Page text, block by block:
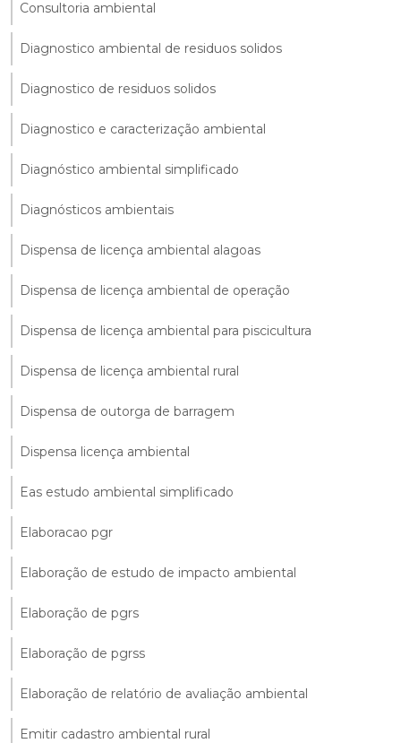
Consultoria ambiental
Diagnostico ambiental de residuos solidos
Diagnostico de residuos solidos
Diagnostico e caracterização ambiental
Diagnóstico ambiental simplificado
Diagnósticos ambientais
Dispensa de licença ambiental alagoas
Dispensa de licença ambiental de operação
Dispensa de licença ambiental para piscicultura
Dispensa de licença ambiental rural
Dispensa de outorga de barragem
Dispensa licença ambiental
Eas estudo ambiental simplificado
Elaboracao pgr
Elaboração de estudo de impacto ambiental
Elaboração de pgrs
Elaboração de pgrss
Elaboração de relatório de avaliação ambiental
Emitir cadastro ambiental rural